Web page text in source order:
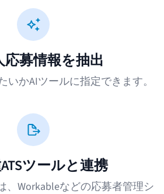
応募情報を抽出
いかAIツールに指定できます。
ツールと連携
、Workableなどの応募者管理シ